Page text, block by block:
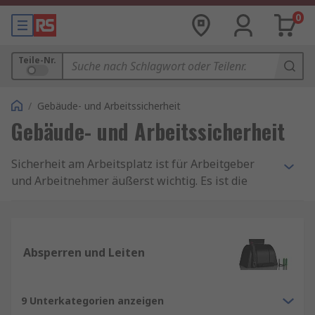
0
Teile-Nr.
/ Gebäude- und Arbeitssicherheit
Gebäude- und Arbeitssicherheit
Sicherheit am Arbeitsplatz ist für Arbeitgeber
und Arbeitnehmer äußerst wichtig. Es ist die
auszustatten. Es gibt viele Risiken, die je nach
Umgebung und Aufgabe bewältigt und gemindert
nehmen, Ihren Arbeitsplatz auf die verfügbaren
Absperren und Leiten
9 Unterkategorien anzeigen